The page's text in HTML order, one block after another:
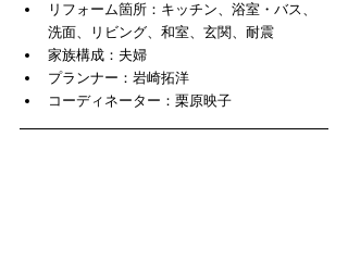
リフォーム箇所：キッチン、浴室・バス、
洗面、リビング、和室、玄関、耐震
家族構成：夫婦
プランナー：岩崎拓洋
コーディネーター：栗原映子